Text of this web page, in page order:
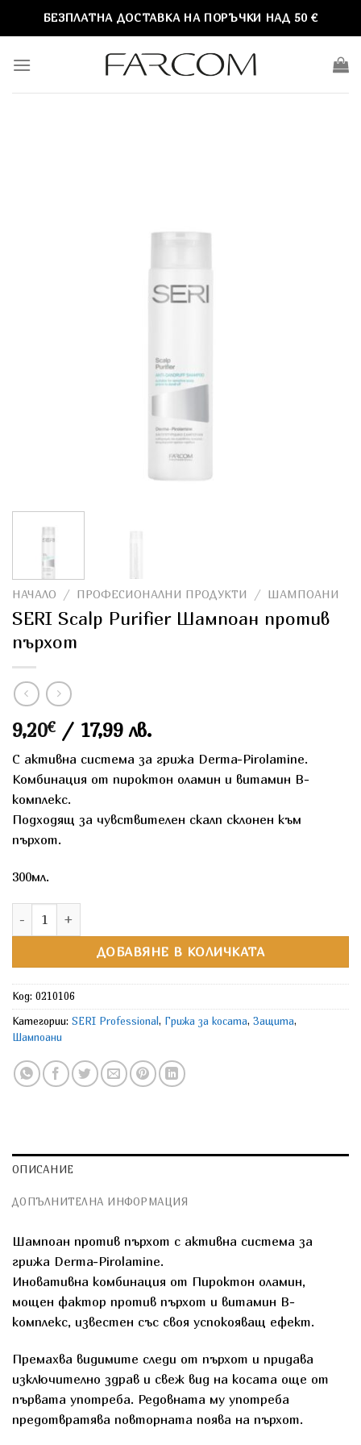
БЕЗПЛАТНА ДОСТАВКА НА ПОРЪЧКИ НАД 50 €
НАЧАЛО / ПРОФЕСИОНАЛНИ ПРОДУКТИ / ШАМПОАНИ
SERI Scalp Purifier Шампоан против
пърхoт
9,20€ / 17,99 лв.
С активна система за грижа Derma-Pirolamine.
Комбинация от пироктон оламин и витамин В-
комплекс.
Подходящ за чувствителен скалп склонен към
пърхoт.
300мл.
количество за SERI Scalp Purifier Шампоан против пърхoт
ДОБАВЯНЕ В КОЛИЧКАТА
Код: 0210106
Категории: SERI Professional , Грижа за косата, Защита,
Шампоани
ОПИСАНИЕ
ДОПЪЛНИТЕЛНА ИНФОРМАЦИЯ
Шампоан против пърхoт с активна система за
грижа Derma-Pirolamine.
Иновативна комбинация от Пироктон оламин,
мощен фактор против пърхoт и витамин В-
комплекс, известен със своя успокояващ ефект.
Премахва видимите следи от пърхoт и придава
изключително здрав и свеж вид на косата още от
първата употреба. Редовната му употреба
предотвратява повторната поява на пърхoт.